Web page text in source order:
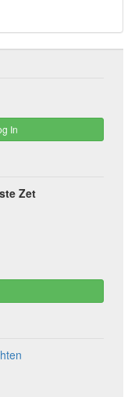
In
Zet